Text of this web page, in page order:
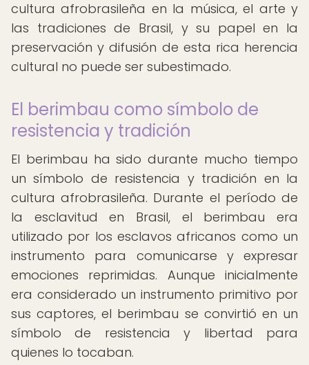
cultura afrobrasileña en la música, el arte y
las tradiciones de Brasil, y su papel en la
preservación y difusión de esta rica herencia
cultural no puede ser subestimado.
El berimbau como símbolo de
resistencia y tradición
El berimbau ha sido durante mucho tiempo
un símbolo de resistencia y tradición en la
cultura afrobrasileña. Durante el período de
la esclavitud en Brasil, el berimbau era
utilizado por los esclavos africanos como un
instrumento para comunicarse y expresar
emociones reprimidas. Aunque inicialmente
era considerado un instrumento primitivo por
sus captores, el berimbau se convirtió en un
símbolo de resistencia y libertad para
quienes lo tocaban.